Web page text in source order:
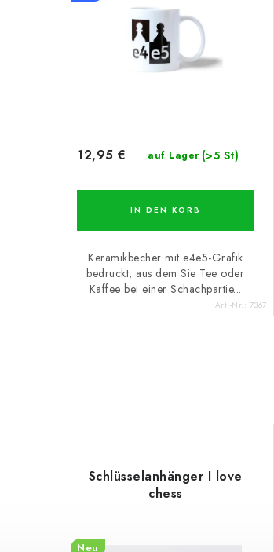
auf Lager (>5 St)
12,95 €
IN DEN KORB
Keramikbecher mit e4e5-Grafik
bedruckt, aus dem Sie Tee oder
Kaffee bei einer Schachpartie...
Art.-Nr.: 7367
Schlüsselanhänger I love
chess
Neu